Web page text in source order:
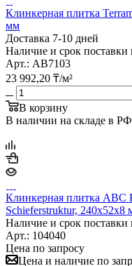
Клинкерная плитка
мм
Доставка 7-10 дней
Наличие и срок поставки
Арт.: AB7103
23 992,20 ₸/м²
В корзину
В наличии на складе в РФ
Клинкерная плитка ABC
Schieferstruktur, 240х52х8
Наличие и срок поставки
Арт.: 104040
Цена по запросу
Цена и наличие по